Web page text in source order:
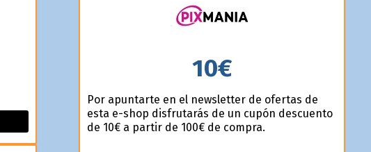
10€
Por apuntarte en el newsletter de ofertas de
esta e-shop disfrutarás de un cupón descuento
de 10€ a partir de 100€ de compra.